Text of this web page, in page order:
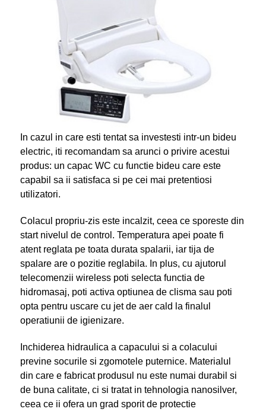
In cazul in care esti tentat sa investesti intr-un bideu
electric, iti recomandam sa arunci o privire acestui
produs: un capac WC cu functie bideu care este
capabil sa ii satisfaca si pe cei mai pretentiosi
utilizatori.
Colacul propriu-zis este incalzit, ceea ce sporeste din
start nivelul de control. Temperatura apei poate fi
atent reglata pe toata durata spalarii, iar tija de
spalare are o pozitie reglabila. In plus, cu ajutorul
telecomenzii wireless poti selecta functia de
hidromasaj, poti activa optiunea de clisma sau poti
opta pentru uscare cu jet de aer cald la finalul
operatiunii de igienizare.
Inchiderea hidraulica a capacului si a colacului
previne socurile si zgomotele puternice. Materialul
din care e fabricat produsul nu este numai durabil si
de buna calitate, ci si tratat in tehnologia nanosilver,
ceea ce ii ofera un grad sporit de protectie